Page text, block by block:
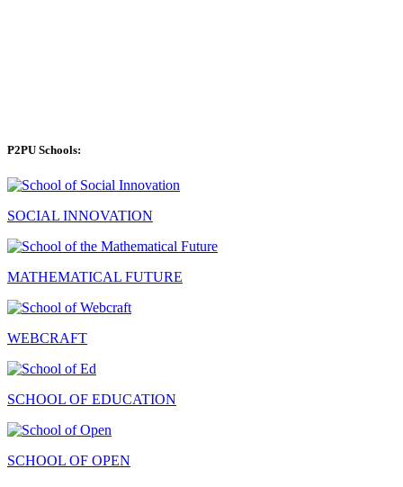
P2PU Schools:
SOCIAL INNOVATION
MATHEMATICAL FUTURE
WEBCRAFT
SCHOOL OF EDUCATION
SCHOOL OF OPEN